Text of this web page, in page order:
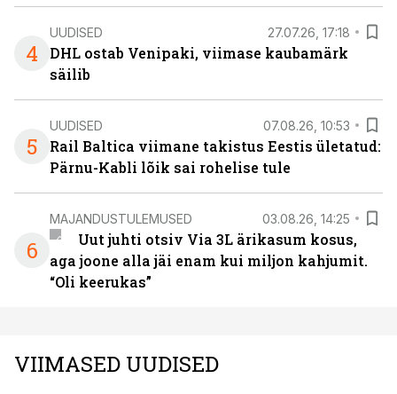
4
UUDISED 27.07.26, 17:18
DHL ostab Venipaki, viimase kaubamärk
säilib
5
UUDISED 07.08.26, 10:53
Rail Baltica viimane takistus Eestis ületatud:
Pärnu-Kabli lõik sai rohelise tule
6
MAJANDUSTULEMUSED 03.08.26, 14:25
Uut juhti otsiv Via 3L ärikasum kosus,
aga joone alla jäi enam kui miljon kahjumit.
“Oli keerukas”
VIIMASED UUDISED